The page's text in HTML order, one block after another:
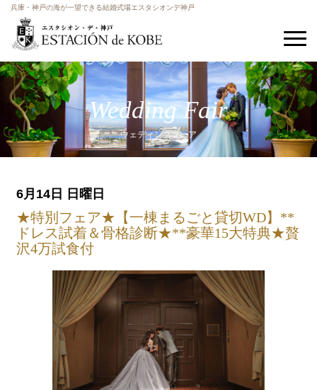
兵庫・神戸の海が一望できる結婚式場エスタシオンデ神戸
Wedding Fair
ウェディングフェア
6月14日 日曜日
★特別フェア★【一棟まるごと貸切WD】**
ドレス試着＆骨格診断★**豪華15大特典★贅
沢4万試食付